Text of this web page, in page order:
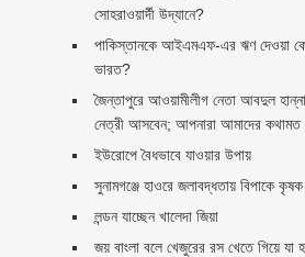
সোহরাওয়ার্দী উদ্যানে?
পাকিস্তানকে আইএমএফ-এর ঋণ দেওয়া
ভারত?
জৈন্তাপুরে আওয়ামীলীগ নেতা আবদুল
নেত্রী আসবেন; আপনারা আমাদের কথামত
ইউরোপে বৈধভাবে যাওয়ার উপায়
সুনামগঞ্জে হাওরে জলাবদ্ধতায় বিপাকে কৃষক
লন্ডন যাচ্ছেন খালেদা জিয়া
জয় বাংলা বলে খেজুরের রস খেতে গিয়ে যা